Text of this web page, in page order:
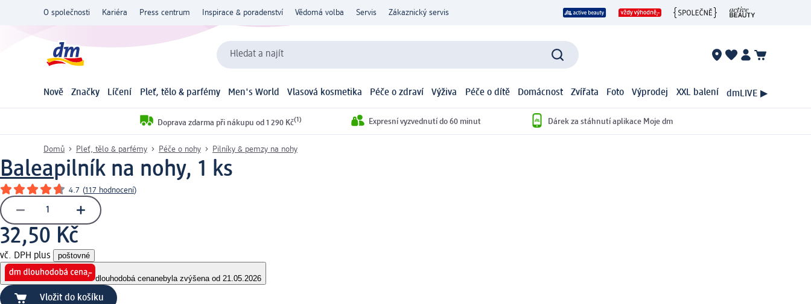
O společnosti Kariéra Press centrum Inspirace & poradenství Vědomá volba Servis Zákaznický servis
Hledat a najít
Nově Značky Líčení Pleť, tělo & parfémy Men's World Vlasová kosmetika Péče o zdraví Výživa Péče o dítě Domácnost Zvířata Foto Výprodej XXL balení dmLIVE ▶
Doprava zdarma při nákupu od 1 290 Kč(1) Expresní vyzvednutí do 60 minut Dárek za stáhnutí aplikace Moje dm
Domů Pleť, tělo & parfémy Péče o nohy Pilníky & pemzy na nohy
Baleapilník na nohy, 1 ks
4.7 (117 hodnocení)
32,50 Kč
vč. DPH plus poštovné
dlouhodobá cenanebyla zvýšena od 21.05.2026
Vložit do košíku